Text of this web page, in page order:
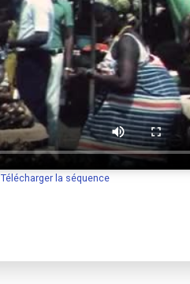
Télécharger la séquence